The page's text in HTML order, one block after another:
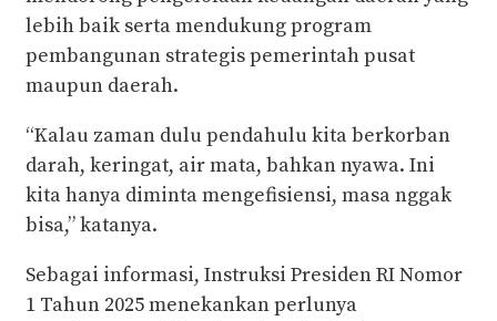
lebih baik serta mendukung program
pembangunan strategis pemerintah pusat
maupun daerah.
“Kalau zaman dulu pendahulu kita berkorban
darah, keringat, air mata, bahkan nyawa. Ini
kita hanya diminta mengefisiensi, masa nggak
bisa,” katanya.
Sebagai informasi, Instruksi Presiden RI Nomor
1 Tahun 2025 menekankan perlunya